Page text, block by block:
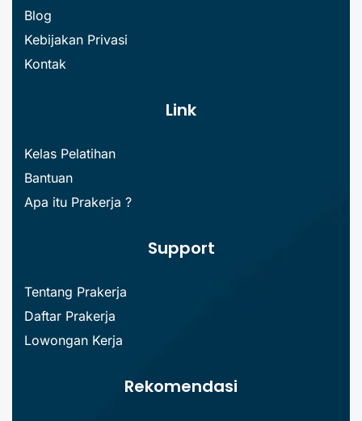
Blog
Kebijakan Privasi
Kontak
Link
Kelas Pelatihan
Bantuan
Apa itu Prakerja ?
Support
Tentang Prakerja
Daftar Prakerja
Lowongan Kerja
Rekomendasi